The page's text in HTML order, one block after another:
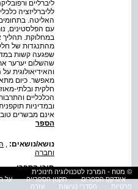
ליברליים
לליברליזציה
האליטה.
עם הפלסטינים,
במחלוקת. תהליך
מהתנגדות של
שפגעה קשות
שהשלום יערער
והאידיאולוגית
מאפשר. כיום
חלקית ובלתי-
הכלכליים
ובמדיניות
אינם מבשרים
הספר
נושא/נושאים:
וחברה
תוכן הספר:
מיהו
© מטח - המרכז לטכנולוגיה חינוכית
אינדקס הספרים
תקנון הספרייה על
פרטיות
הסדרי נגישות עזרה